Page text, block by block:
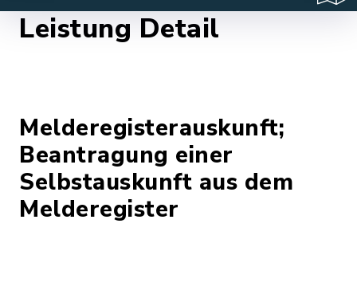
Leistung Detail
Melderegisterauskunft;
Beantragung einer
Selbstauskunft aus dem
Melderegister